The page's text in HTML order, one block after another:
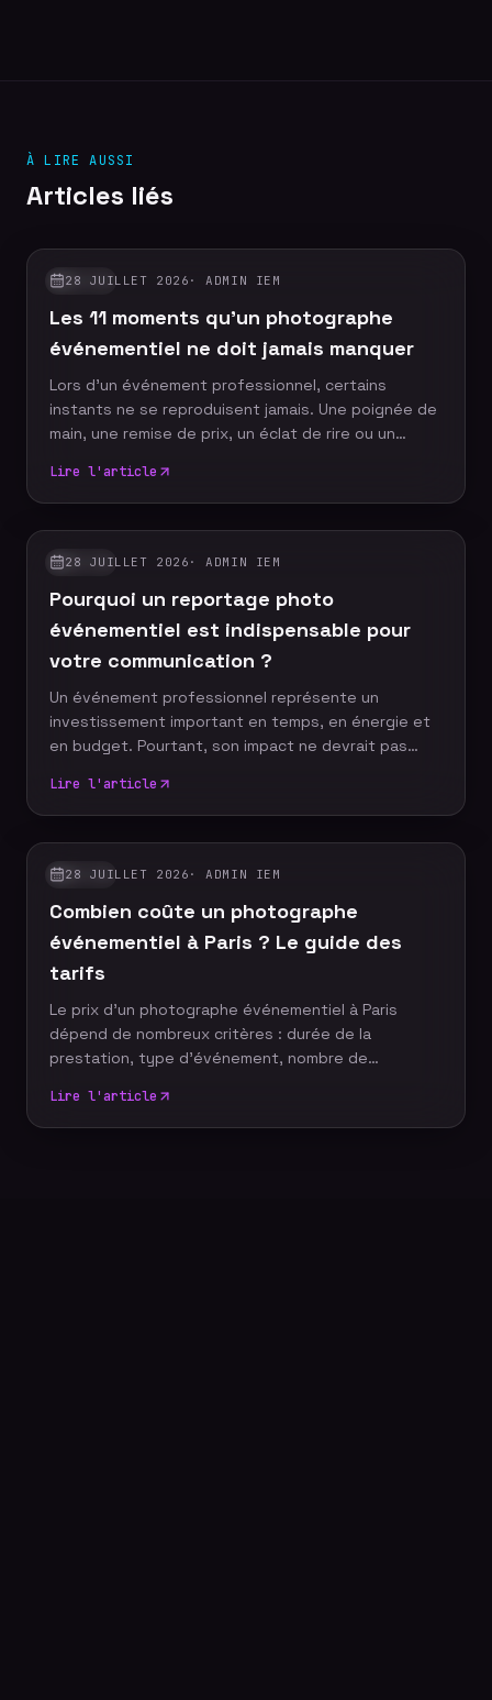
À LIRE AUSSI
Articles liés
GUIDES
28 JUILLET 2026 ·ADMIN IEM
Les 11 moments qu'un photographe
événementiel ne doit jamais manquer
Lors d'un événement professionnel, certains
instants ne se reproduisent jamais. Une poignée de
main, une remise de prix, un éclat de rire ou un
emblématiques de votre communication. Un
photographe événementiel expérimenté sait
anticiper ces moments décisifs afin de raconter
votre événement à travers un reportage photo
moments incontournables qu'aucun reportage
photo ne devrait manquer.
Lire l'article
GUIDES
28 JUILLET 2026 ·ADMIN IEM
Pourquoi un reportage photo
événementiel est indispensable pour
votre communication ?
Un événement professionnel représente un
investissement important en temps, en énergie et
en budget. Pourtant, son impact ne devrait pas
photo événementiel, votre entreprise dispose
d'images professionnelles qui alimentent
durablement sa communication, renforcent sa
notoriété et valorisent son image de marque.
événementiel constitue un véritable
investissement pour votre stratégie de com
Lire l'article
GUIDES
28 JUILLET 2026 ·ADMIN IEM
Combien coûte un photographe
événementiel à Paris ? Le guide des
tarifs
Le prix d'un photographe événementiel à Paris
dépend de nombreux critères : durée de la
prestation, type d'événement, nombre de
complémentaires. Plutôt que de rechercher le tarif
le plus bas, il est essentiel de comprendre ce qui
Lire l'article